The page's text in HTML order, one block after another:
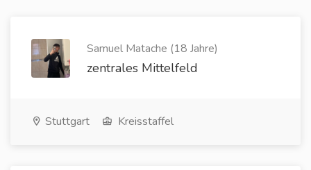
Samuel Matache (18 Jahre)
zentrales Mittelfeld
Stuttgart Kreisstaffel